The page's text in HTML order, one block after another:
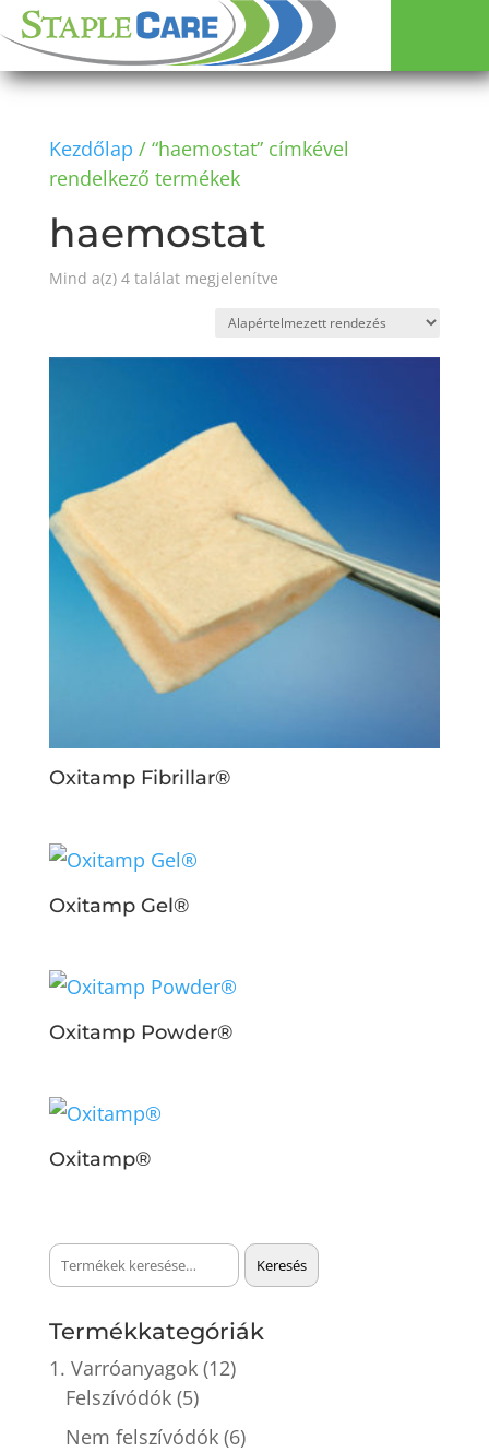
Kezdőlap / “haemostat” címkével
rendelkező termékek
haemostat
Mind a(z) 4 találat megjelenítve
Oxitamp Fibrillar®
Oxitamp Gel®
Oxitamp Powder®
Oxitamp®
Keresés
a
következőre:
Keresés
Termékkategóriák
1. Varróanyagok (12)
Felszívódók (5)
Nem felszívódók (6)